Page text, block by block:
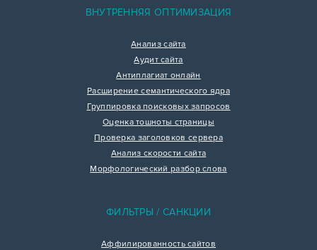
ВНУТРЕННЯЯ ОПТИМИЗАЦИЯ
Анализ сайта
Аудит сайта
Антиплагиат онлайн
Расширение семантического ядра
Группировка поисковых запросов
Оценка тошноты страницы
Проверка заголовков сервера
Анализ скорости сайта
Морфологический разбор слова
ФИЛЬТРЫ / САНКЦИИ
Аффилированность сайтов